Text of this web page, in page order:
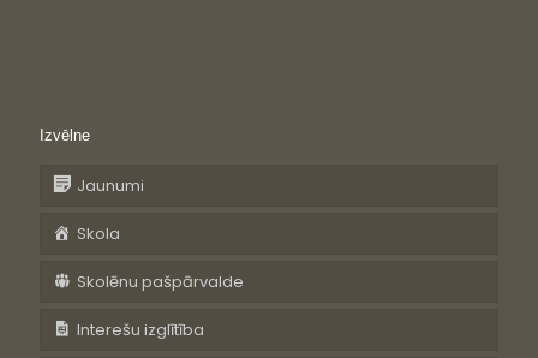
Izvēlne
Jaunumi
Skola
Skolēnu pašpārvalde
Interešu izglītība